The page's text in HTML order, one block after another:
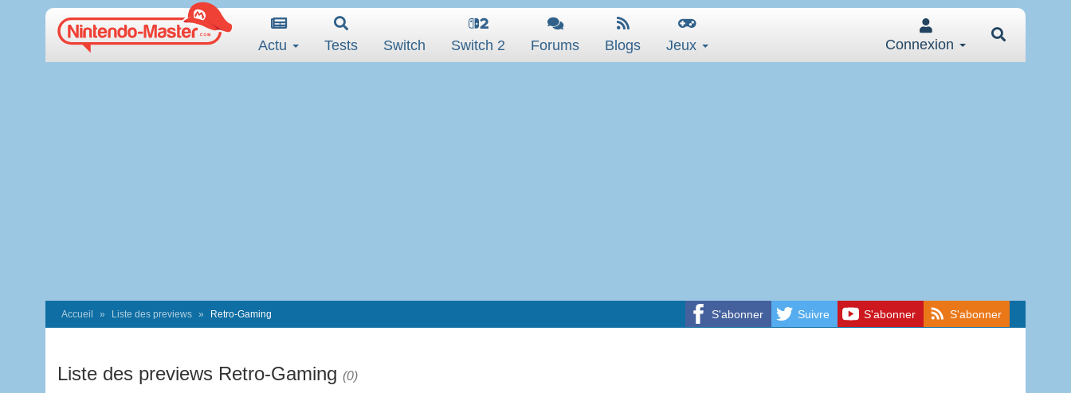
Actu Tests Switch Switch 2 Forums Blogs Jeux Connexion
S'abonner Suivre S'abonner S'abonner
Accueil Liste des previews Retro-Gaming
Liste des previews Retro-Gaming (0)